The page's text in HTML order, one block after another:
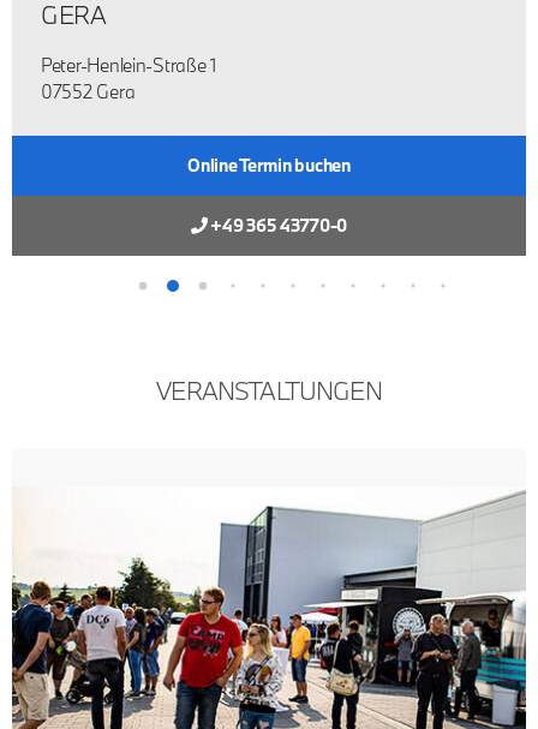
GERA
Peter-Henlein-Straße 1
07552 Gera
Online Termin buchen
+49 365 43770-0
VERAN­STALTUNGEN